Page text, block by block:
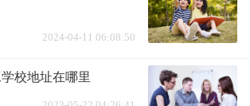
2024-04-11 06:08:50
校地址在哪里